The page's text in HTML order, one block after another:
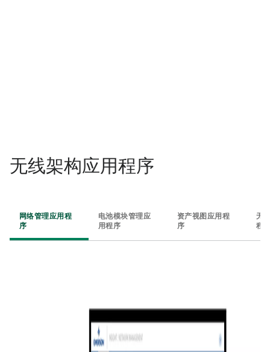
无线架构应用程序​
网络管理应用程
序​
电池模块管理应
用程序​
资产视图应用程
序​
无
程